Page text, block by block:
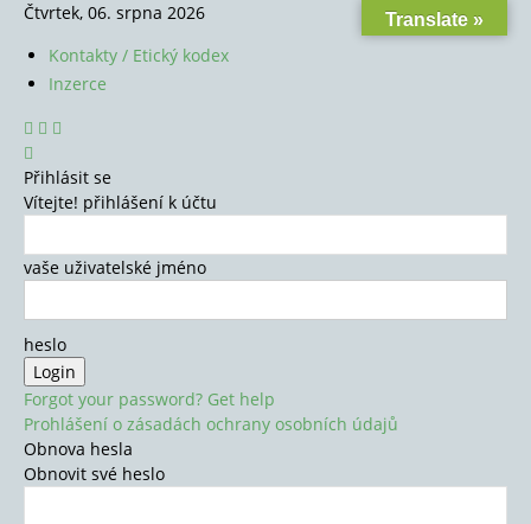
Čtvrtek, 06. srpna 2026
Kontakty / Etický kodex
Inzerce
Přihlásit se
Vítejte! přihlášení k účtu
vaše uživatelské jméno
heslo
Forgot your password? Get help
Prohlášení o zásadách ochrany osobních údajů
Obnova hesla
Obnovit své heslo
Translate »